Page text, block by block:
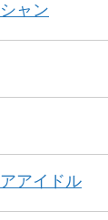
ャン
アイドル